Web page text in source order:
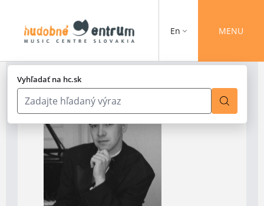
Vyhľadať na hc.sk
En MENU